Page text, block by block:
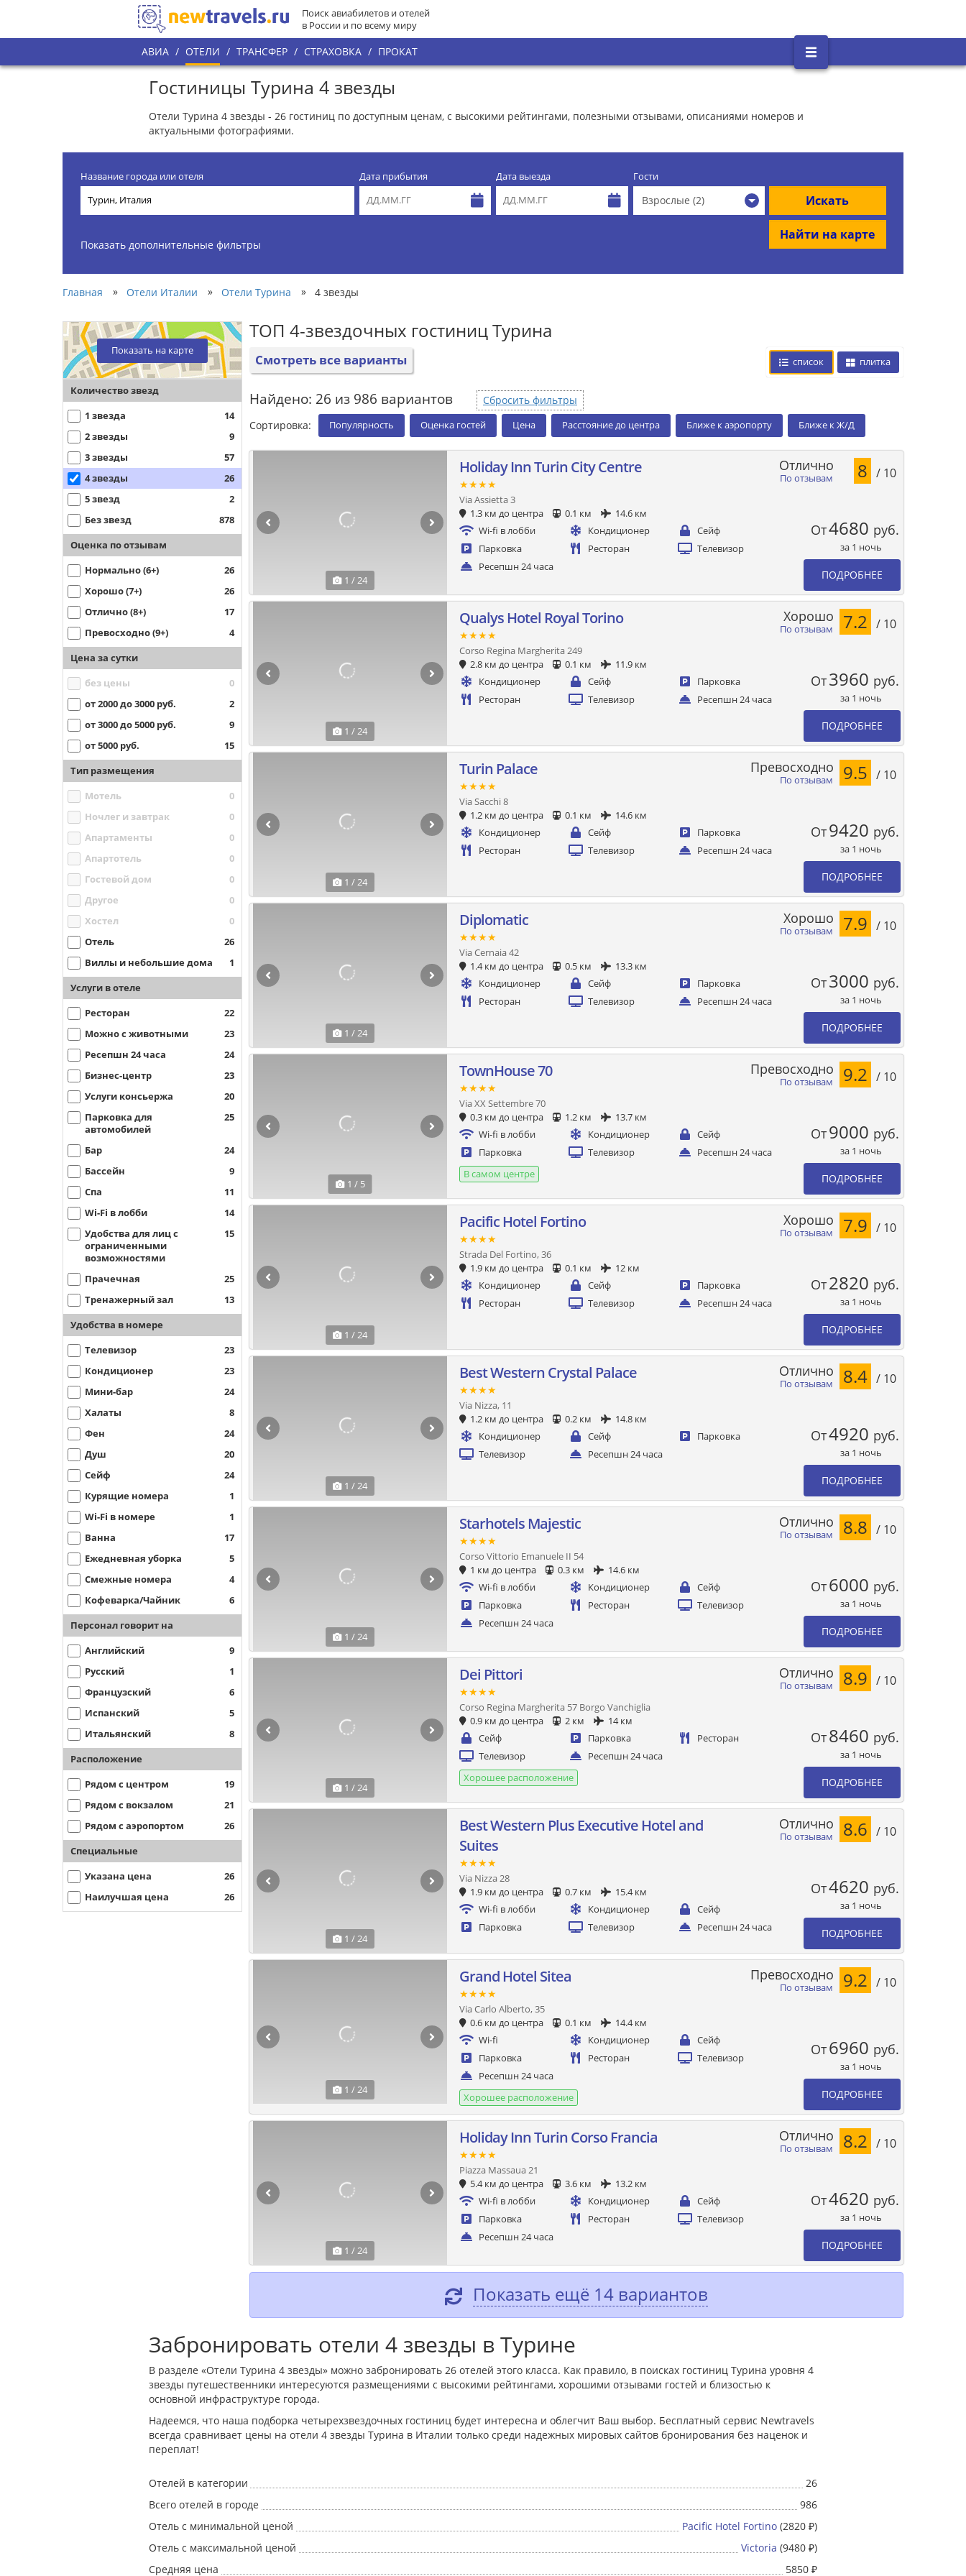
Поиск авиабилетов и отелей
в России и по всему миру
АВИА / ОТЕЛИ / ТРАНСФЕР / СТРАХОВКА / ПРОКАТ
Гостиницы Турина 4 звезды
Отели Турина 4 звезды - 26 гостиниц по доступным ценам, с высокими рейтингами, полезными отзывами, описаниями номеров и
актуальными фотографиями.
Название города или отеля Дата прибытия Дата выезда Гости
Взрослые (2) Искать
Найти на карте
Показать дополнительные фильтры
Главная » Отели Италии » Отели Турина » 4 звезды
Показать на карте
Количество звезд
1 звезда
14
2 звезды
9
3 звезды
57
4 звезды
26
5 звезд
2
Без звезд
878
Оценка по отзывам
Нормально (6+)
26
Хорошо (7+)
26
Отлично (8+)
17
Превосходно (9+)
4
Цена за сутки
без цены
0
от 2000 до 3000 руб.
2
от 3000 до 5000 руб.
9
от 5000 руб.
15
Тип размещения
Мотель
0
Ночлег и завтрак
0
Апартаменты
0
Апартотель
0
Гостевой дом
0
Другое
0
Хостел
0
Отель
26
Виллы и небольшие дома
1
Услуги в отеле
Ресторан
22
Можно с животными
23
Ресепшн 24 часа
24
Бизнес-центр
23
Услуги консьержа
20
Парковка для
автомобилей
25
Бар
24
Бассейн
9
Спа
11
Wi-Fi в лобби
14
Удобства для лиц с
ограниченными
возможностями
15
Прачечная
25
Тренажерный зал
13
Удобства в номере
Телевизор
23
Кондиционер
23
Мини-бар
24
Халаты
8
Фен
24
Душ
20
Сейф
24
Курящие номера
1
Wi-Fi в номере
1
Ванна
17
Ежедневная уборка
5
Смежные номера
4
Кофеварка/Чайник
6
Персонал говорит на
Английский
9
Русский
1
Французский
6
Испанский
5
Итальянский
8
Расположение
Рядом с центром
19
Рядом с вокзалом
21
Рядом с аэропортом
26
Специальные
Указана цена
26
Наилучшая цена
26
ТОП 4-звездочных гостиниц Турина
Смотреть все варианты список плитка
Найдено: 26 из 986 вариантов
Сбросить фильтры
Сортировка:
Популярность Оценка гостей Цена Расстояние до центра Ближе к аэропорту Ближе к Ж/Д
1 / 24
Holiday Inn Turin City Centre
★★★★
Via Assietta 3
1.3 км до центра
0.1 км
14.6 км
Wi-fi в лобби
Кондиционер
Сейф
Парковка
Ресторан
Телевизор
Ресепшн 24 часа
По отзывам
Отлично 8 / 10
От4680 руб.
за 1 ночь
ПОДРОБНЕЕ
1 / 24
Qualys Hotel Royal Torino
★★★★
Corso Regina Margherita 249
2.8 км до центра
0.1 км
11.9 км
Кондиционер
Сейф
Парковка
Ресторан
Телевизор Ресепшн 24 часа
По отзывам
Хорошо 7.2 / 10
От3960 руб.
за 1 ночь
ПОДРОБНЕЕ
1 / 24
Turin Palace
★★★★
Via Sacchi 8
1.2 км до центра
0.1 км
14.6 км
Кондиционер
Сейф
Парковка
Ресторан
Телевизор Ресепшн 24 часа
По отзывам
Превосходно 9.5 / 10
От9420 руб.
за 1 ночь
ПОДРОБНЕЕ
1 / 24
Diplomatic
★★★★
Via Cernaia 42
1.4 км до центра
0.5 км
13.3 км
Кондиционер
Сейф
Парковка
Ресторан
Телевизор Ресепшн 24 часа
По отзывам
Хорошо 7.9 / 10
От3000 руб.
за 1 ночь
ПОДРОБНЕЕ
1 / 5
TownHouse 70
★★★★
Via XX Settembre 70
0.3 км до центра
1.2 км
13.7 км
Wi-fi в лобби
Кондиционер
Сейф
Парковка
Телевизор
Ресепшн 24 часа
В самом центре
По отзывам
Превосходно 9.2 / 10
От9000 руб.
за 1 ночь
ПОДРОБНЕЕ
1 / 24
Pacific Hotel Fortino
★★★★
Strada Del Fortino, 36
1.9 км до центра
0.1 км
12 км
Кондиционер
Сейф
Парковка
Ресторан
Телевизор Ресепшн 24 часа
По отзывам
Хорошо 7.9 / 10
От2820 руб.
за 1 ночь
ПОДРОБНЕЕ
1 / 24
Best Western Crystal Palace
★★★★
Via Nizza, 11
1.2 км до центра
0.2 км
14.8 км
Кондиционер
Сейф
Парковка
Телевизор
Ресепшн 24 часа
По отзывам
Отлично 8.4 / 10
От4920 руб.
за 1 ночь
ПОДРОБНЕЕ
1 / 24
Starhotels Majestic
★★★★
Corso Vittorio Emanuele II 54
1 км до центра
0.3 км
14.6 км
Wi-fi в лобби
Кондиционер
Сейф
Парковка
Ресторан
Телевизор
Ресепшн 24 часа
По отзывам
Отлично 8.8 / 10
От6000 руб.
за 1 ночь
ПОДРОБНЕЕ
1 / 24
Dei Pittori
★★★★
Corso Regina Margherita 57 Borgo Vanchiglia
0.9 км до центра
2 км
14 км
Сейф
Парковка
Ресторан
Телевизор
Ресепшн 24 часа
Хорошее расположение
По отзывам
Отлично 8.9 / 10
От8460 руб.
за 1 ночь
ПОДРОБНЕЕ
1 / 24
Best Western Plus Executive Hotel and
Suites
★★★★
Via Nizza 28
1.9 км до центра
0.7 км
15.4 км
Wi-fi в лобби
Кондиционер
Сейф
Парковка
Телевизор Ресепшн 24 часа
По отзывам
Отлично 8.6 / 10
От4620 руб.
за 1 ночь
ПОДРОБНЕЕ
1 / 24
Grand Hotel Sitea
★★★★
Via Carlo Alberto, 35
0.6 км до центра
0.1 км
14.4 км
Wi-fi
Кондиционер
Сейф
Парковка
Ресторан
Телевизор
Ресепшн 24 часа
Хорошее расположение
По отзывам
Превосходно 9.2 / 10
От6960 руб.
за 1 ночь
ПОДРОБНЕЕ
1 / 24
Holiday Inn Turin Corso Francia
★★★★
Piazza Massaua 21
5.4 км до центра
3.6 км
13.2 км
Wi-fi в лобби
Кондиционер
Сейф
Парковка
Ресторан
Телевизор
Ресепшн 24 часа
По отзывам
Отлично 8.2 / 10
От4620 руб.
за 1 ночь
ПОДРОБНЕЕ
Показать ещё 14 вариантов
Забронировать отели 4 звезды в Турине
В разделе «Отели Турина 4 звезды» можно забронировать 26 отелей этого класса. Как правило, в поисках гостиниц Турина уровня 4
звезды путешественники интересуются размещениями с высокими рейтингами, хорошими отзывами гостей и близостью к
основной инфраструктуре города.
Надеемся, что наша подборка четырехзвездочных гостиниц будет интересна и облегчит Ваш выбор. Бесплатный сервис Newtravels
всегда сравнивает цены на отели 4 звезды Турина в Италии только среди надежных мировых сайтов бронирования без наценок и
переплат!
Отелей в категории
26
Всего отелей в городе
986
Отель с минимальной ценой
Pacific Hotel Fortino (2820 ₽)
Отель с максимальной ценой
Victoria (9480 ₽)
Средняя цена
5850 ₽